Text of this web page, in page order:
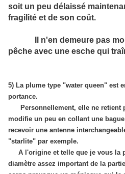
soit un peu délaissé
fragilité et de son coût.
Il n'en demeure pas
pêche avec une esche qui
5) La plume type "water queen" est
portance.
Personnellement, elle ne retient
modifie un peu en collant une
recevoir une antenne
"starlite" par exemple.
A l'origine et telle que je vous la
diamètre assez important de la